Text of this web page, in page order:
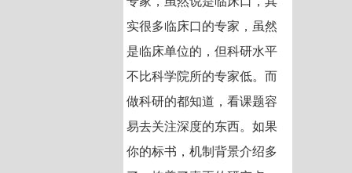
实很多临床口的专家，虽然
是临床单位的，但科研水平
不比科学院所的专家低。而
做科研的都知道，看课题容
易去关注深度的东西。如果
你的标书，机制背景介绍多